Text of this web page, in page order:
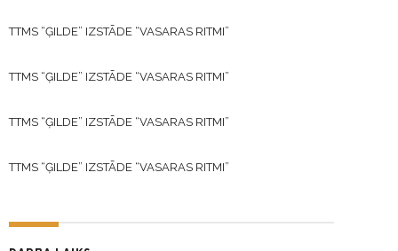
TTMS “ĢILDE” IZSTĀDE “VASARAS RITMI”
TTMS “ĢILDE” IZSTĀDE “VASARAS RITMI”
TTMS “ĢILDE” IZSTĀDE “VASARAS RITMI”
TTMS “ĢILDE” IZSTĀDE “VASARAS RITMI”